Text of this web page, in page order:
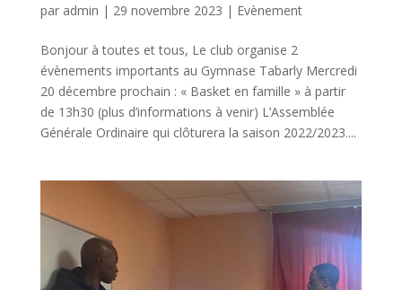
par admin | 29 novembre 2023 | Evènement
Bonjour à toutes et tous, Le club organise 2
évènements importants au Gymnase Tabarly Mercredi
20 décembre prochain : « Basket en famille » à partir
de 13h30 (plus d’informations à venir) L’Assemblée
Générale Ordinaire qui clôturera la saison 2022/2023....